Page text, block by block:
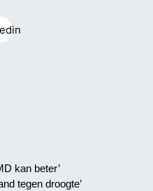
kan beter’
tegen droogte’